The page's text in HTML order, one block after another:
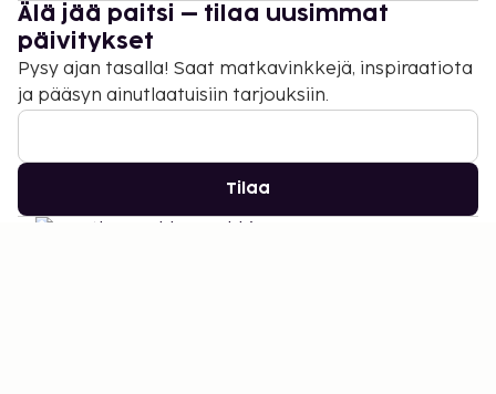
Älä jää paitsi – tilaa uusimmat
päivitykset
Pysy ajan tasalla! Saat matkavinkkejä, inspiraatiota
ja pääsyn ainutlaatuisiin tarjouksiin.
Tilaa